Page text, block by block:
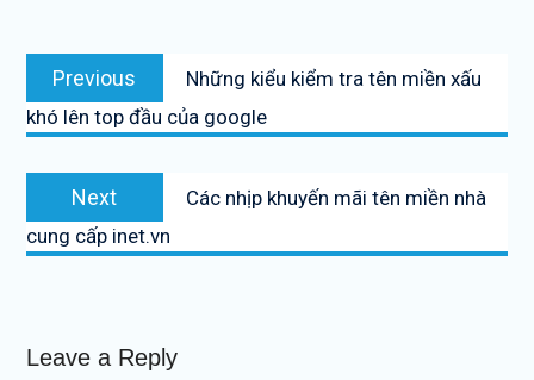
Post
navigation
Previous
Previous
post:
Những kiểu kiểm tra tên miền xấu
khó lên top đầu của google
Next
post:
Các nhịp khuyến mãi tên miền nhà
cung cấp inet.vn
Leave a Reply